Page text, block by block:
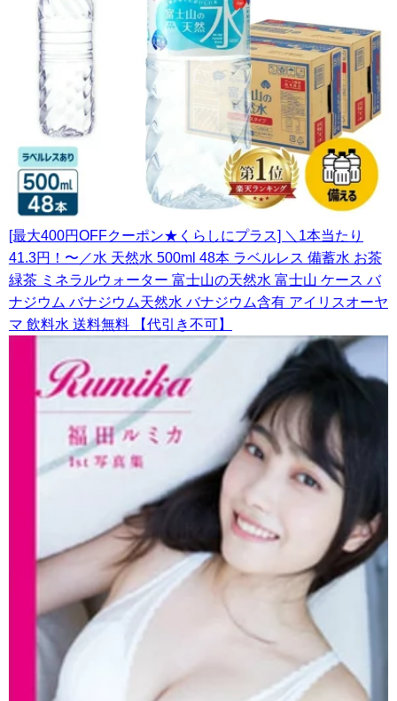
[最大400円OFFクーポン★くらしにプラス] ＼1本当たり
41.3円！〜／水 天然水 500ml 48本 ラベルレス 備蓄水 お茶
緑茶 ミネラルウォーター 富士山の天然水 富士山 ケース バ
ナジウム バナジウム天然水 バナジウム含有 アイリスオーヤ
マ 飲料水 送料無料 【代引き不可】